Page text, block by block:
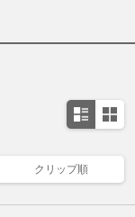
クリップ順